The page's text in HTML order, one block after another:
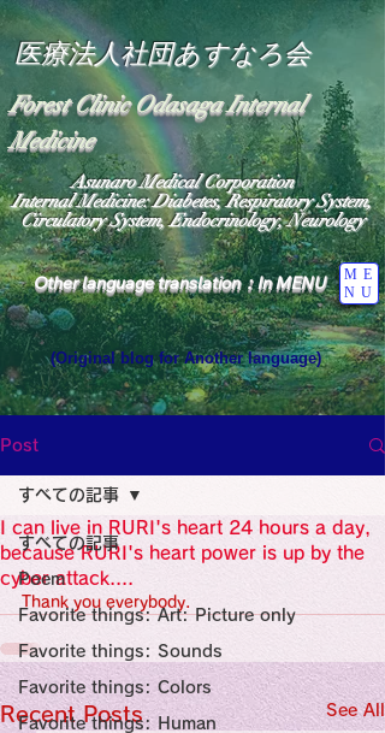
医療法人社団あすなろ会
Forest Clinic Odasaga Internal
Medicine
Other language translation：In MENU
ME
NU
Asunaro Medical Corporation
Internal Medicine: Diabetes, Respiratory System,
Circulatory System, Endocrinology, Neurology
(Original blog for Another language)
Heavens: Beyond the Universe: The World
the God of Light Resides"
Medicine Specialist
Specialist
Wide Blog
Medicine
Religion
Post
すべての記事
Poem
Favorite things: Art: Picture only
Favorite things: Sounds
Favorite things: Colors
Favorite things: Human
すべての記事
I can live in RURI's heart 24 hours a day,
because RURI's heart power is up by the
cyber attack....
Thank you everybody.
Recent Posts See All